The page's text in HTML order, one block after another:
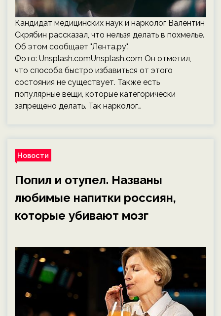
Кандидат медицинских наук и нарколог Валентин
Скрябин рассказал, что нельзя делать в похмелье.
Об этом сообщает "Лента.ру".
Фото: Unsplash.comUnsplash.com Он отметил,
что способа быстро избавиться от этого
состояния не существует. Также есть
популярные вещи, которые категорически
запрещено делать. Так нарколог…
Новости
Попил и отупел. Названы
любимые напитки россиян,
которые убивают мозг